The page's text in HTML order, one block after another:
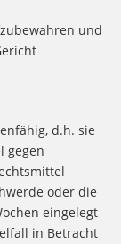
und
d.h. sie
gegen
oder die
eingelegt
in Betracht